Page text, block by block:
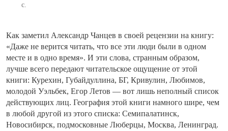
с.
Как заметил Александр Чанцев в своей рецензии на книгу:
«Даже не верится читать, что все эти люди были в одном
месте и в одно время». И эти слова, странным образом,
лучше всего передают читательское ощущение от этой
книги: Курехин, Губайдуллина, БГ, Кривулин, Любимов,
молодой Уэльбек, Егор Летов — вот лишь неполный список
действующих лиц. География этой книги намного шире, чем
в любой другой из этого списка: Семипалатинск,
Новосибирск, подмосковные Люберцы, Москва, Ленинград.